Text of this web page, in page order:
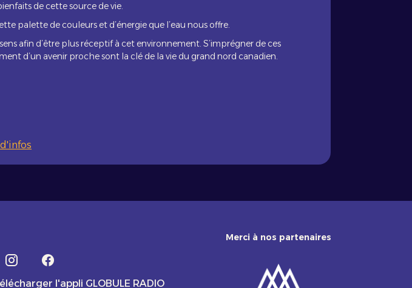
de cette source de vie.
palette de couleurs et d’énergie que l’eau nous offre.
afin d’être plus réceptif à cet environnement. S’imprégner de ces
d’un avenir proche sont la clé de la vie du grand nord canadien.
l'appli GLOBULE RADIO
Merci à nos partenaires